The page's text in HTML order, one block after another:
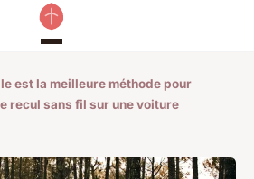
est la meilleure méthode pour
recul sans fil sur une voiture